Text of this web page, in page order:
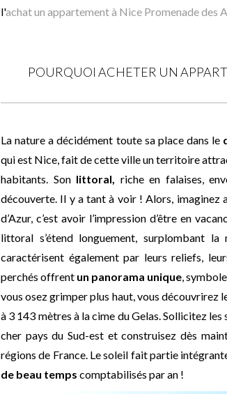
l'achat un appartement à Nice Promenade des
POURQUOI ACHETER UN
La nature a décidément toute sa place dans le
qui est Nice, fait de cette ville un territoire
habitants. Sonlittoral, riche en falaises,
découverte. Il y a tant à voir ! Alors, imaginez
d’Azur, c’est avoir l’impression d’être en
littoral s’étend longuement, surplombant
caractérisent également par leurs reliefs,
perchés offrent un panorama unique,
vous osez grimper plus haut, vous découvrirez
à 3 143 mètres à la cime du Gelas. Sollicitez
cher pays du Sud-est et construisez dès
régions de France. Le soleil fait partie
de beau temps comptabilisés par an !